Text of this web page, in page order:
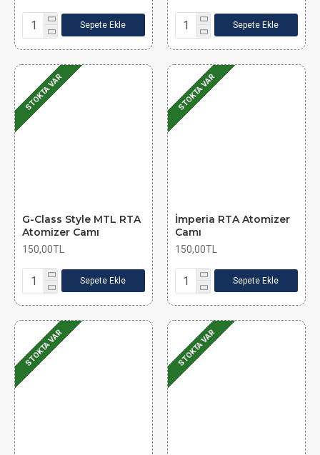
Sepete Ekle Sepete Ekle
STOKTA VAR
G-Class Style MTL RTA
Atomizer Camı
150,00TL
Sepete Ekle
STOKTA VAR
İmperia RTA Atomizer
Camı
150,00TL
Sepete Ekle
STOKTA VAR STOKTA VAR